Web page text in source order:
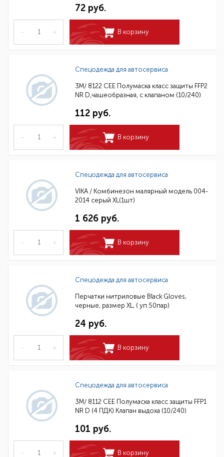
72 руб.
– + В корзину
Спецодежда для автосервиса
3M/ 8122 CEE Полумаска класс защиты FFP2
NR D,чашеобразная, с клапаном (10/240)
112 руб.
– + В корзину
Спецодежда для автосервиса
VIKA / Комбинезон малярный модель 004-
2014 серый XL(1шт)
1 626 руб.
– + В корзину
Спецодежда для автосервиса
Перчатки нитриловые Black Gloves,
черные, размер XL, ( уп.50пар)
24 руб.
– + В корзину
Спецодежда для автосервиса
3M/ 8112 CEE Полумаска класс защиты FFP1
NR D (4 ПДК) Клапан выдоха (10/240)
101 руб.
– + В корзину